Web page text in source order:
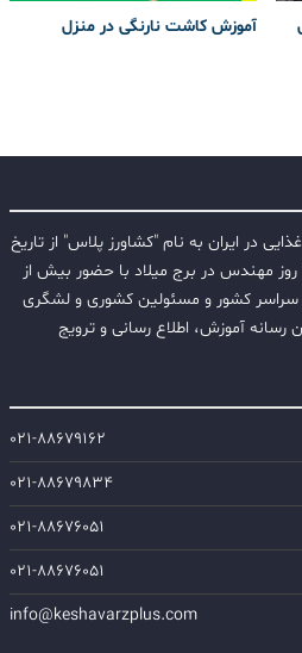
آموزش کاشت نارنگی در منزل
در ایران به نام "کشاورز پلاس" از تاریخ
۱۳۹۷ همزمان با روز مهندس در برج میلاد با حضور بیش از
از سراسر کشور و مسئولین کشوری و لشگری
آموزش، اطلاع رسانی و ترویج
۰۲۱-۸۸۶۷۹۱۶۲
۰۲۱-۸۸۶۷۹۸۳۴
۰۲۱-۸۸۶۷۶۰۵۱
۰۲۱-۸۸۶۷۶۰۵۱
info@keshavarzplus.com